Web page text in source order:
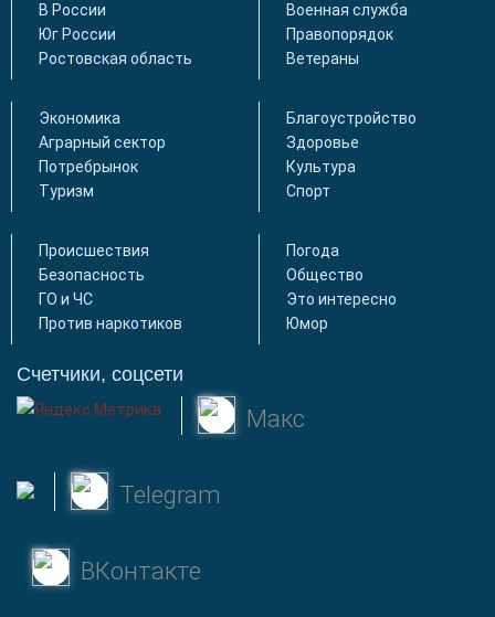
В России
Юг России
Ростовская область
Военная служба
Правопорядок
Ветераны
Экономика
Аграрный сектор
Потребрынок
Туризм
Благоустройство
Здоровье
Культура
Спорт
Происшествия
Безопасность
ГО и ЧС
Против наркотиков
Погода
Общество
Это интересно
Юмор
Счетчики, соцсети
Макс
Telegram
ВКонтакте